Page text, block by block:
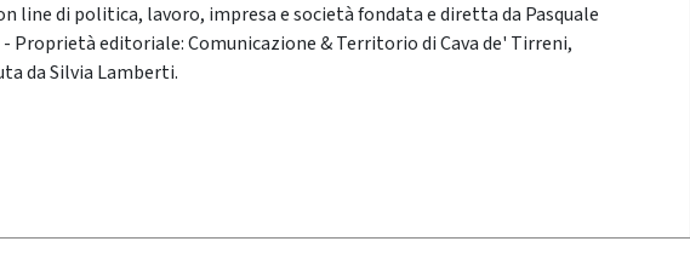
line di politica, lavoro, impresa e società fondata e diretta da Pasquale
Proprietà editoriale: Comunicazione & Territorio di Cava de' Tirreni,
da Silvia Lamberti.